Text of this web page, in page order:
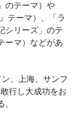
のテーマ）や
テーマ）、「ラ
シリーズ」のテ
ーマ）などがあ
、上海、サンフ
行し大成功をお